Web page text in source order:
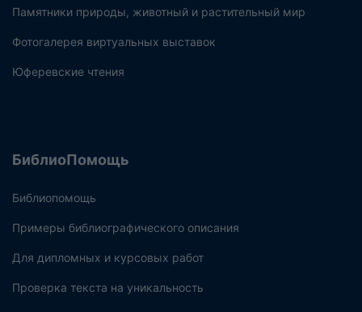
Памятники природы, животный и растительный мир
Фотогалерея виртуальных выставок
Юферевские чтения
БиблиоПомощь
Библиопомощь
Примеры библиографического описания
Для дипломных и курсовых работ
Проверка текста на уникальность